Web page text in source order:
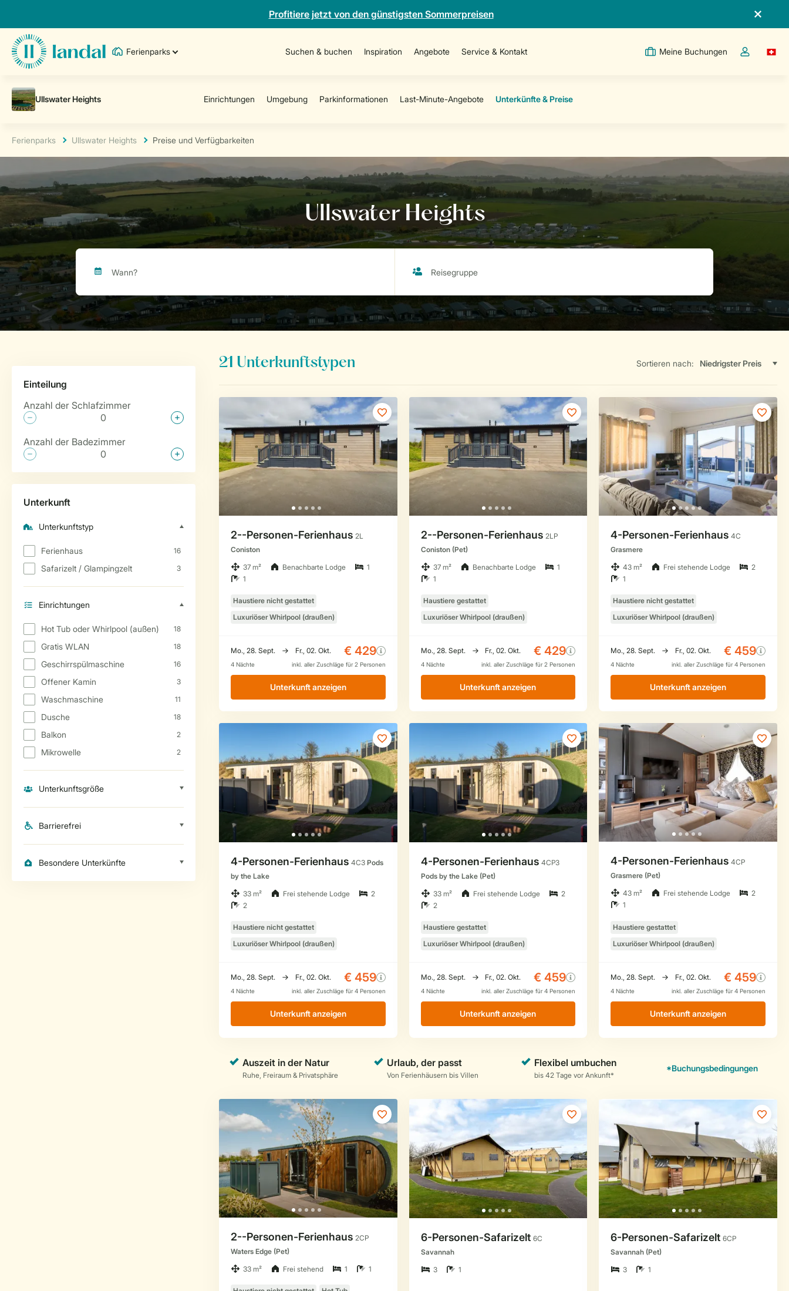
Profitiere jetzt von den günstigsten Sommerpreisen
Ferienparks Suchen & buchen Inspiration Angebote Service & Kontakt Meine Buchungen
Dropdown-
Ferienparks Ullswater Heights Preise und Verfügbarkeiten
Sortieren nach: